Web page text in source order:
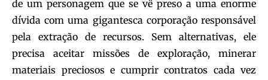
de um personagem que se vê preso a uma enorme
dívida com uma gigantesca corporação responsável
pela extração de recursos. Sem alternativas, ele
precisa aceitar missões de exploração, minerar
materiais preciosos e cumprir contratos cada vez